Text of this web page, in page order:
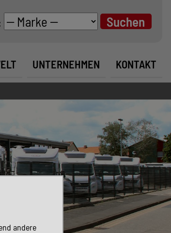
UNTERNEHMEN KONTAKT
andere